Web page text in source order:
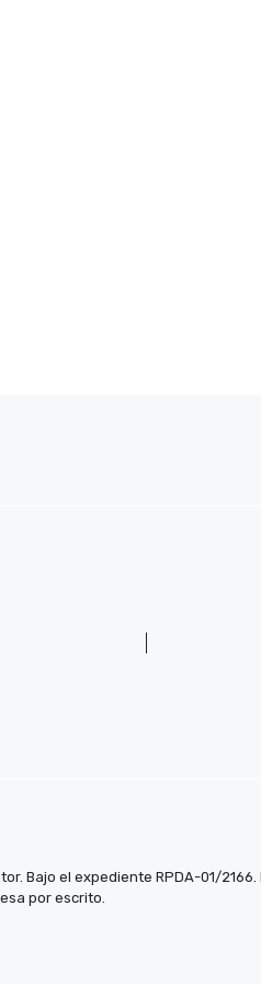
Bajo el expediente RPDA-01/
por escrito.